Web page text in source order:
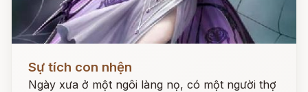
Sự tích con nhện
Ngày xưa ở một ngôi làng nọ, có một người thợ